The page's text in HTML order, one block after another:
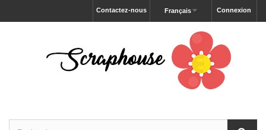
Connexion
Français
Contactez-nous